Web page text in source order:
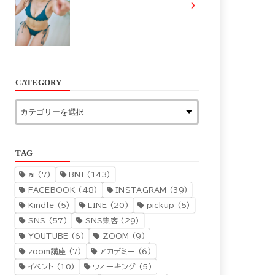
CATEGORY
TAG
ai (7) BNI(143)
FACEBOOK (48) INSTAGRAM (39)
Kindle (5) LINE (20) pickup (5)
SNS (57) SNS集客 (29)
YOUTUBE (6) ZOOM (9)
zoom講座 (7) アカデミー (6)
イベント (10) ウオーキング (5)